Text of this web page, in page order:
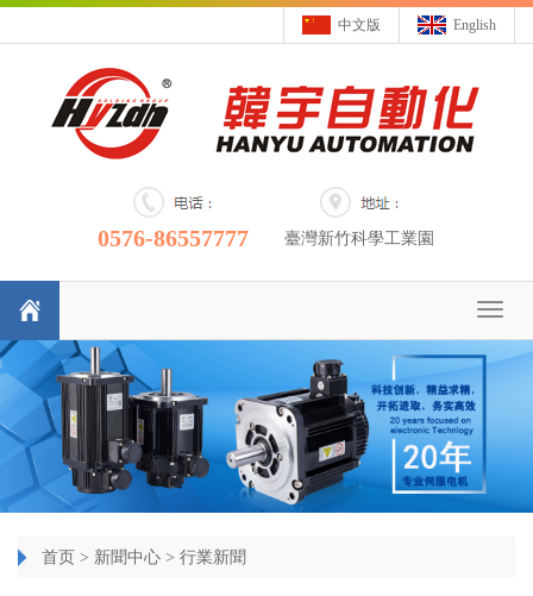
English
中文版
0576-86557777 臺灣新竹科學工業園
首页 > 新聞中心 > 行業新聞